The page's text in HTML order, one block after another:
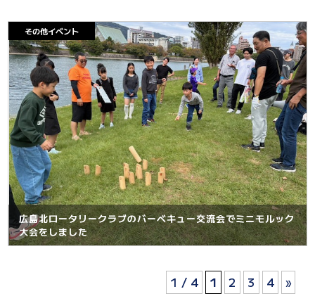
その他イベント
広島北ロータリークラブのバーベキュー交流会でミニモルック
大会をしました
1 / 4 1 2 3 4 »